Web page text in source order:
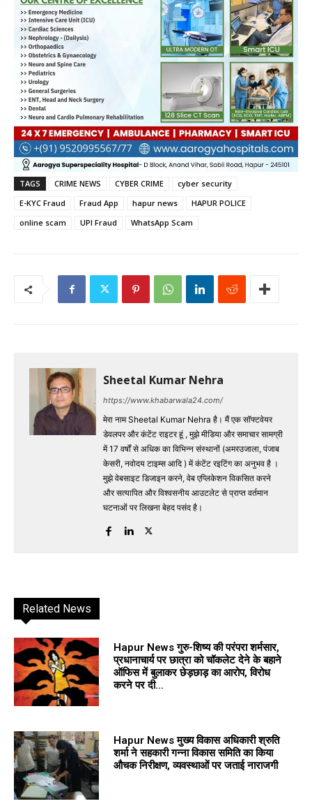
TAGS CRIME NEWS CYBER CRIME
cyber security
E-KYC Fraud
Fraud App hapur news
HAPUR POLICE
online scam
UPI Fraud WhatsApp Scam
Sheetal Kumar Nehra
https://www.khabarwala24.com/
मेरा नाम Sheetal Kumar Nehra है। मैं एक सॉफ्टवेयर
डेवलपर और कंटेंट राइटर हूं , मुझे मीडिया और समाचार सामग्री
में 17 वर्षों से अधिक का विभिन्न संस्थानों (अमरउजाला, पंजाब
केसरी, नवोदय टाइम्स आदि ) में कंटेंट रइटिंग का अनुभव है ।
मुझे वेबसाइट डिजाइन करने, वेब एप्लिकेशन विकसित करने
और सत्यापित और विश्वसनीय आउटलेट से प्राप्त वर्तमान
घटनाओं पर लिखना बेहद पसंद है।
Related News
Hapur News गुरु-शिष्य की परंपरा शर्मसार,
प्रधानाचार्य पर छात्रा को चॉकलेट देने के बहाने
ऑफिस में बुलाकर छेड़छाड़ का आरोप, विरोध
करने पर दी...
Hapur News मुख्य विकास अधिकारी श्रुति
शर्मा ने सहकारी गन्ना विकास समिति का किया
औचक निरीक्षण, व्यवस्थाओं पर जताई नाराजगी